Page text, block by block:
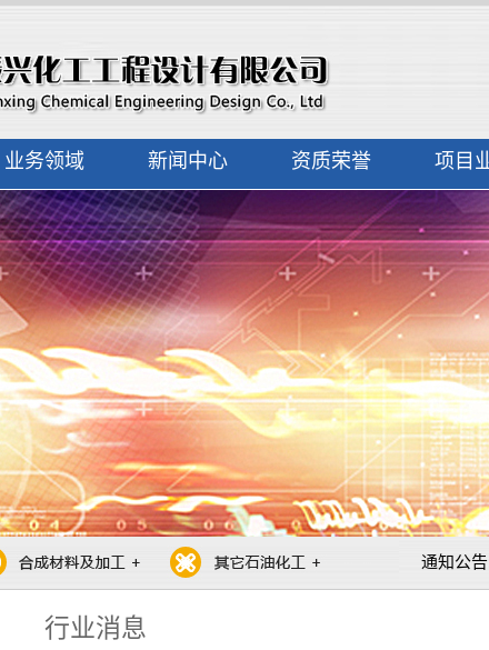
业务领域 新闻中心 资质荣誉 项目
通知公
行业消息